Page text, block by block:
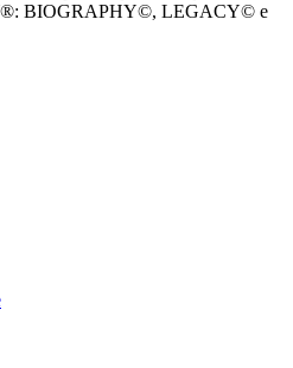
BIOGRAPHY©, LEGACY© e